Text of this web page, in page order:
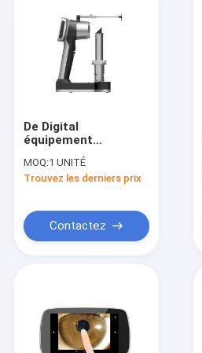
Au sujet de nous
De Digital
équipement
ophtalmique portatif
non Mydryatic
MOQ:1 UNITÉ
Trouvez les derniers prix
Contactez